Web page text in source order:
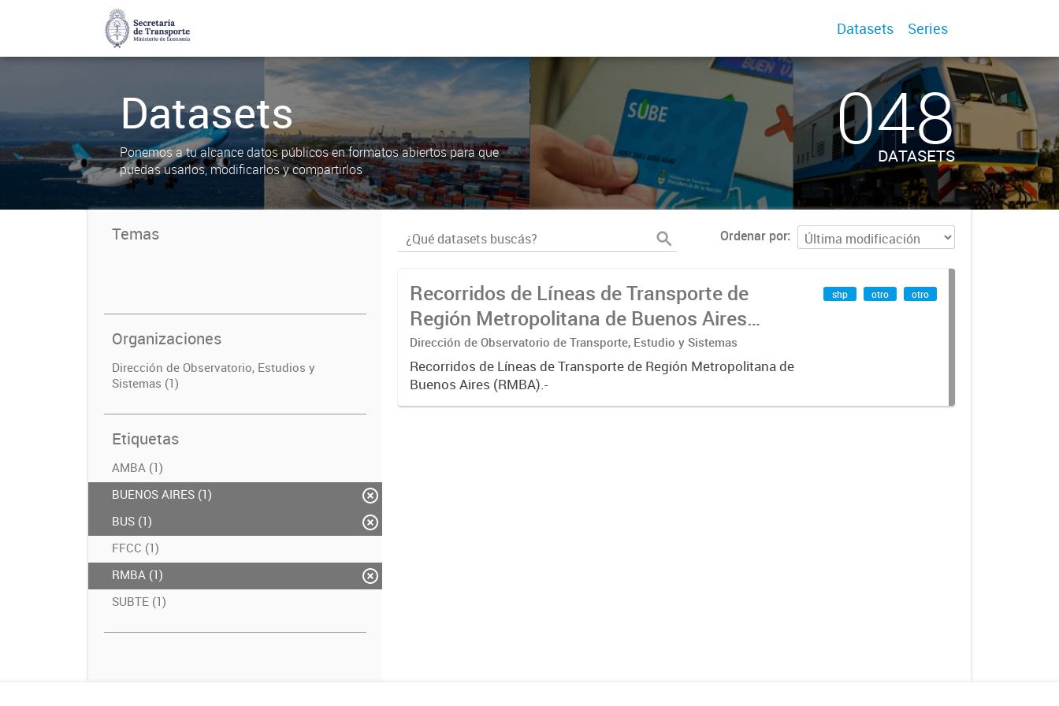
Datasets Series
Datasets
Ponemos a tu alcance datos públicos en formatos abiertos para que
puedas usarlos, modificarlos y compartirlos
048
DATASETS
Temas
Organizaciones
Dirección de Observatorio, Estudios y
Sistemas (1)
Etiquetas
AMBA (1)
BUENOS AIRES (1)
BUS (1)
FFCC (1)
RMBA (1)
SUBTE (1)
Ordenar por
Recorridos de Líneas de Transporte de
Región Metropolitana de Buenos Aires
(RMBA)
Dirección de Observatorio de Transporte, Estudio y Sistemas
Recorridos de Líneas de Transporte de Región Metropolitana de
Buenos Aires (RMBA).-
shp otro otro